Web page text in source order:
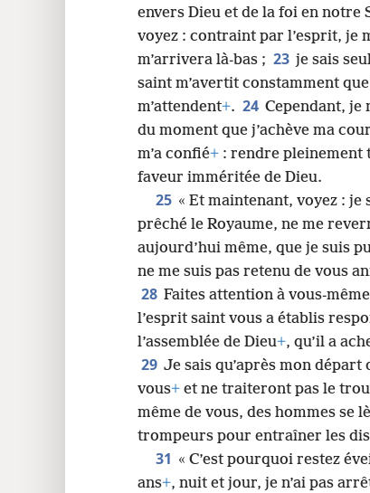
envers Dieu et de la foi en notre
voyez : contraint par l’esprit, je
m’arrivera là-bas ; 23 je sais
saint m’avertit constamment
m’attendent+. 24 Cependant, je
du moment que j’achève ma
m’a confié+ : rendre pleinement
faveur imméritée de Dieu.
25 « Et maintenant, voyez : je
prêché le Royaume, ne me
aujourd’hui même, que je suis
ne me suis pas retenu de vous
28 Faites attention à vous-
l’esprit saint vous a établis
l’assemblée de Dieu+, qu’il a
29 Je sais qu’après mon
vous+ et ne traiteront pas le
même de vous, des hommes se
trompeurs pour entraîner les
31 « C’est pourquoi restez
ans+, nuit et jour, je n’ai pas